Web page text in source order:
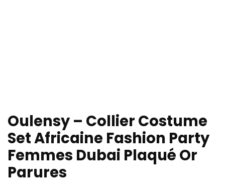
Oulensy – Collier Costume
Set Africaine Fashion Party
Femmes Dubai Plaqué Or
Parures